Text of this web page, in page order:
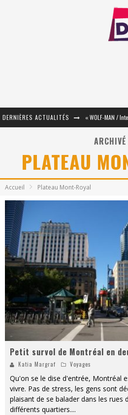
DERNIÈRES ACTUALITÉS
ARCHIVÉ
PLATEAU
Accueil Plateau Mont-Royal
Petit survol de Montréal en
Katia Margraf Voyages
Qu'on se le dise d'entrée, Montréal
vivre. Pas de stress, les gens sont
plaisant de se balader dans les rues
différents quartiers....